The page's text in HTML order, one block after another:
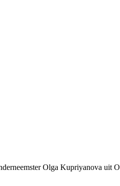
Olga Kupriyanova uit